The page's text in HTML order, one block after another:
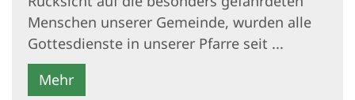
Menschen unserer Gemeinde, wurden alle
Gottesdienste in unserer Pfarre seit ...
Mehr